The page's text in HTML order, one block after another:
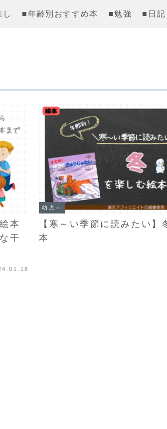
■年齢別おすすめ本 ■勉強 ■日記
本
干
幼児～
【寒～い季節に読みたい】
本